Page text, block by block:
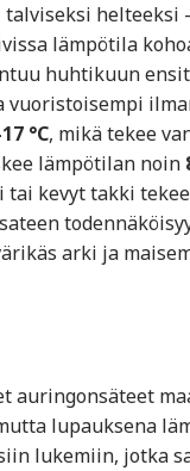
helteeksi
lämpötila
huhtikuun
°C, mikä tekee
lämpötilan noin
kevyt takki
arki ja
auringonsäteet
lupauksena
lukemiin, jotka